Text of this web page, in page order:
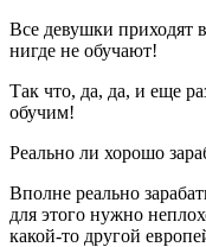
Все девушки приходят
нигде не обучают!
Так что, да, да, и еще
обучим!
Реально ли хорошо
Вполне реально
для этого нужно
какой-то другой